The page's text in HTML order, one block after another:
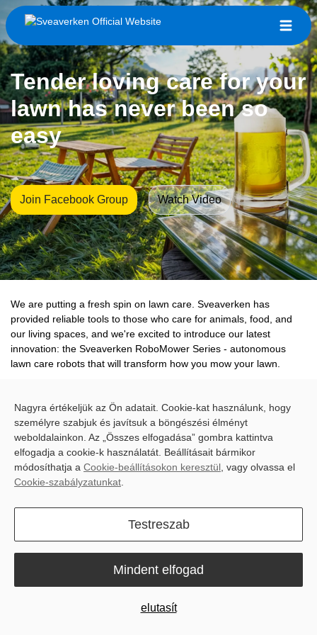
Tender loving care for your
lawn has never been so
easy
Join Facebook Group Watch Video
We are putting a fresh spin on lawn care. Sveaverken has
provided reliable tools to those who care for animals, food, and
our living spaces, and we're excited to introduce our latest
innovation: the Sveaverken RoboMower Series - autonomous
lawn care robots that will transform how you mow your lawn.
The Sveaverken Advantage
Nagyra értékeljük az Ön adatait. Cookie-kat használunk, hogy
személyre szabjuk és javítsuk a böngészési élményt
weboldalainkon. Az „Összes elfogadása” gombra kattintva
elfogadja a cookie-k használatát. Beállításait bármikor
módosíthatja a Cookie-beállításokon keresztül , vagy olvassa el
Cookie-szabályzatunkat
Testreszab
elutasít
Mindent elfogad